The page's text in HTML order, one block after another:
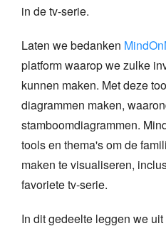
in de tv-serie.
Laten we bedanken
platform waarop we zulke
kunnen maken. Met deze
diagrammen maken,
stamboomdiagrammen.
tools en thema's om de
maken te visualiseren,
favoriete tv-serie.
In dit gedeelte leggen we